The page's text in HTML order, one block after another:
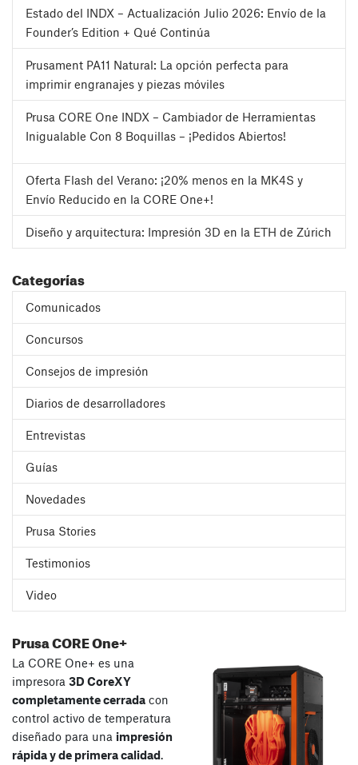
Estado del INDX – Actualización Julio 2026: Envío de la
Founder’s Edition + Qué Continúa
Prusament PA11 Natural: La opción perfecta para
imprimir engranajes y piezas móviles
Prusa CORE One INDX – Cambiador de Herramientas
Inigualable Con 8 Boquillas – ¡Pedidos Abiertos!
Oferta Flash del Verano: ¡20% menos en la MK4S y
Envío Reducido en la CORE One+!
Diseño y arquitectura: Impresión 3D en la ETH de Zúrich
Categorías
Comunicados
Concursos
Consejos de impresión
Diarios de desarrolladores
Entrevistas
Guías
Novedades
Prusa Stories
Testimonios
Video
Prusa CORE One+
La CORE One+ es una
impresora 3D CoreXY
completamente cerrada con
control activo de temperatura
diseñado para una impresión
rápida y de primera calidad.